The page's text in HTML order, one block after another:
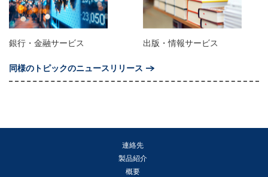
銀行・金融サービス 出版・情報サービス
同様のトピックのニュースリリース
連絡先
製品紹介
概要